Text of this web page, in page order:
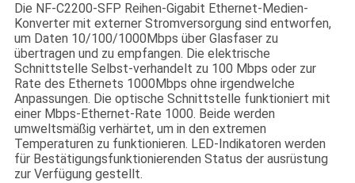
Die NF-C2200-SFP Reihen-Gigabit Ethernet-Medien-
Konverter mit externer Stromversorgung sind entworfen,
um Daten 10/100/1000Mbps über Glasfaser zu
übertragen und zu empfangen. Die elektrische
Schnittstelle Selbst-verhandelt zu 100 Mbps oder zur
Rate des Ethernets 1000Mbps ohne irgendwelche
Anpassungen. Die optische Schnittstelle funktioniert mit
einer Mbps-Ethernet-Rate 1000. Beide werden
umweltsmäßig verhärtet, um in den extremen
Temperaturen zu funktionieren. LED-Indikatoren werden
für Bestätigungsfunktionierenden Status der ausrüstung
zur Verfügung gestellt.